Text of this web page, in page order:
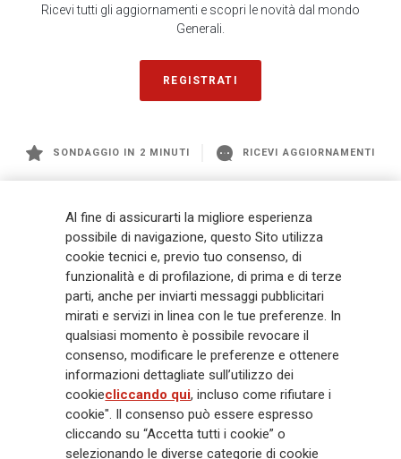
Ricevi tutti gli aggiornamenti e scopri le novità dal mondo
Generali.
REGISTRATI
SONDAGGIO IN 2 MINUTI RICEVI AGGIORNAMENTI
management a livello globale, con premi complessivi pari a € 98,1
miliardi e € 900 miliardi di AUM nel 2025. Fondato nel 1831, con oltre 88
mila dipendenti e 163 mila agenti che servono 75 milioni di clienti, il
Gruppo ha una posizione di leadership in Europa e una presenza
crescente in Asia e America. Al centro della strategia di Generali c'è il suo
impegno Lifetime Partner verso i clienti, realizzato attraverso soluzioni
innovative e personalizzate, un'esperienza cliente di prima classe e le sue
capacità di distribuzione globale digitalizzata. Il Gruppo ha
completamente integrato la sostenibilità in tutte le scelte strategiche, con
l'obiettivo di creare valore per tutti gli stakeholder mentre costruisce una
società più equa e resiliente.
Al fine di assicurarti la migliore esperienza
possibile di navigazione, questo Sito utilizza
cookie tecnici e, previo tuo consenso, di
funzionalità e di profilazione, di prima e di terze
parti, anche per inviarti messaggi pubblicitari
mirati e servizi in linea con le tue preferenze. In
qualsiasi momento è possibile revocare il
consenso, modificare le preferenze e ottenere
informazioni dettagliate sull’utilizzo dei
cookiecliccando qui, incluso come rifiutare i
cookie". Il consenso può essere espresso
cliccando su “Accetta tutti i cookie” o
selezionando le diverse categorie di cookie